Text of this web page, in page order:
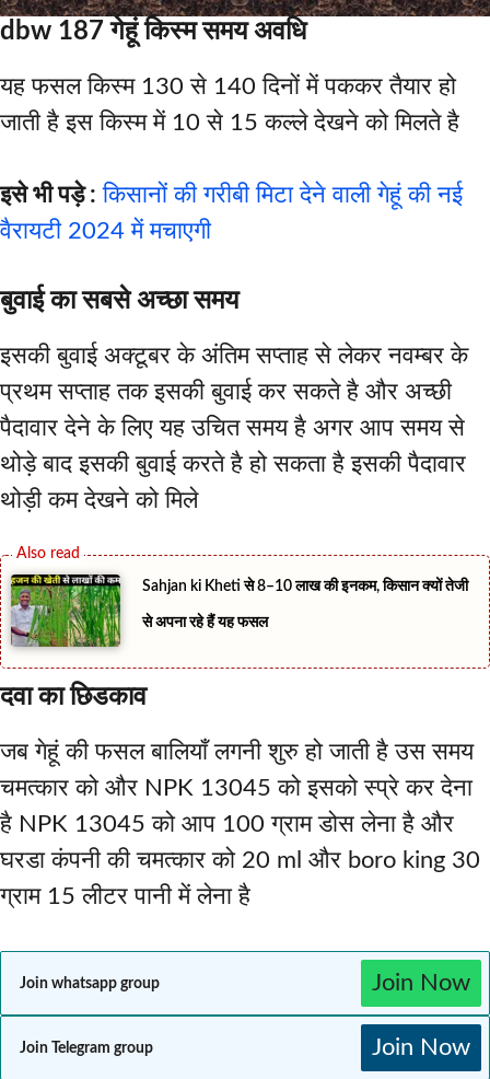
dbw 187 गेहूं किस्म समय अवधि
यह फसल किस्म 130 से 140 दिनों में पककर तैयार हो
जाती है इस किस्म में 10 से 15 कल्ले देखने को मिलते है
इसे भी पड़े : किसानों की गरीबी मिटा देने वाली गेहूं की नई
वैरायटी 2024 में मचाएगी
बुवाई का सबसे अच्छा समय
इसकी बुवाई अक्टूबर के अंतिम सप्ताह से लेकर नवम्बर के
प्रथम सप्ताह तक इसकी बुवाई कर सकते है और अच्छी
पैदावार देने के लिए यह उचित समय है अगर आप समय से
थोड़े बाद इसकी बुवाई करते है हो सकता है इसकी पैदावार
थोड़ी कम देखने को मिले
Sahjan ki Kheti से 8–10 लाख की इनकम, किसान क्यों तेजी
से अपना रहे हैं यह फसल
दवा का छिडकाव
जब गेहूं की फसल बालियाँ लगनी शुरु हो जाती है उस समय
चमत्कार को और NPK 13045 को इसको स्प्रे कर देना
है NPK 13045 को आप 100 ग्राम डोस लेना है और
घरडा कंपनी की चमत्कार को 20 ml और boro king 30
ग्राम 15 लीटर पानी में लेना है
Join whatsapp group Join Now
Join Telegram group Join Now